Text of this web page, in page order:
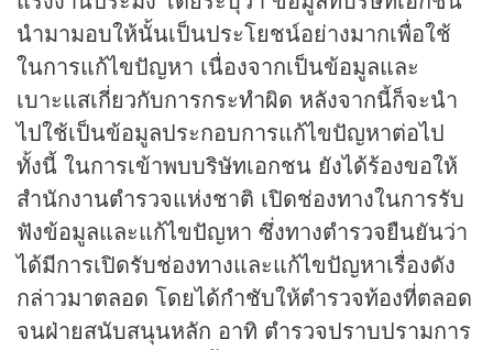
นำมามอบให้นั้นเป็นประโยชน์อย่างมากเพื่อใช้
ในการแก้ไขปัญหา เนื่องจากเป็นข้อมูลและ
เบาะแสเกี่ยวกับการกระทำผิด หลังจากนี้ก็จะนำ
ไปใช้เป็นข้อมูลประกอบการแก้ไขปัญหาต่อไป
ทั้งนี้ ในการเข้าพบบริษัทเอกชน ยังได้ร้องขอให้
สำนักงานตำรวจแห่งชาติ เปิดช่องทางในการรับ
ฟังข้อมูลและแก้ไขปัญหา ซึ่งทางตำรวจยืนยันว่า
ได้มีการเปิดรับช่องทางและแก้ไขปัญหาเรื่องดัง
กล่าวมาตลอด โดยได้กำชับให้ตำรวจท้องที่ตลอด
จนฝ่ายสนับสนุนหลัก อาทิ ตำรวจปราบปรามการ